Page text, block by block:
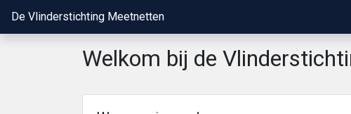
De Vlinderstichting Meetnetten
Welkom bij de